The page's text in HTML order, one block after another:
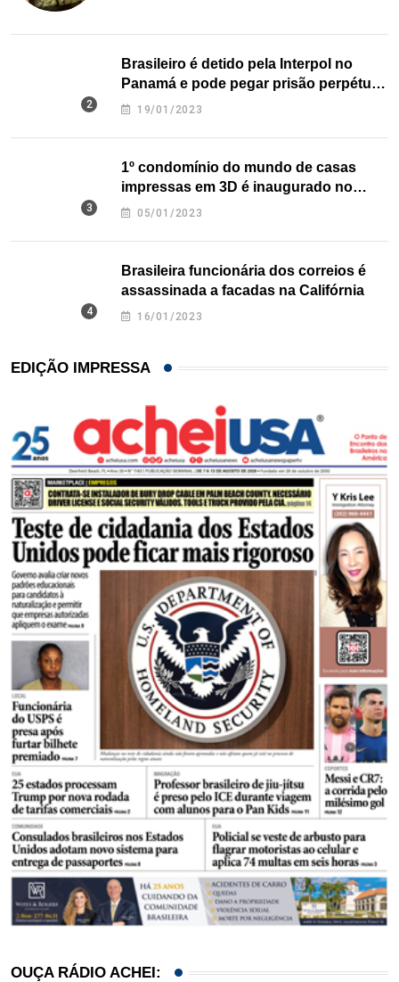
Brasileiro é detido pela Interpol no
Panamá e pode pegar prisão perpétua
nos EUA
19/01/2023
1º condomínio do mundo de casas
impressas em 3D é inaugurado no
Texas
05/01/2023
Brasileira funcionária dos correios é
assassinada a facadas na Califórnia
16/01/2023
EDIÇÃO IMPRESSA
OUÇA RÁDIO ACHEI: